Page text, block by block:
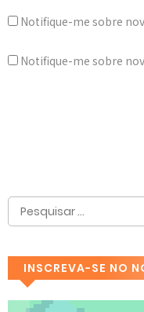
Notifique-me sobre
Notifique-me sobre
INSCREVA-SE NO